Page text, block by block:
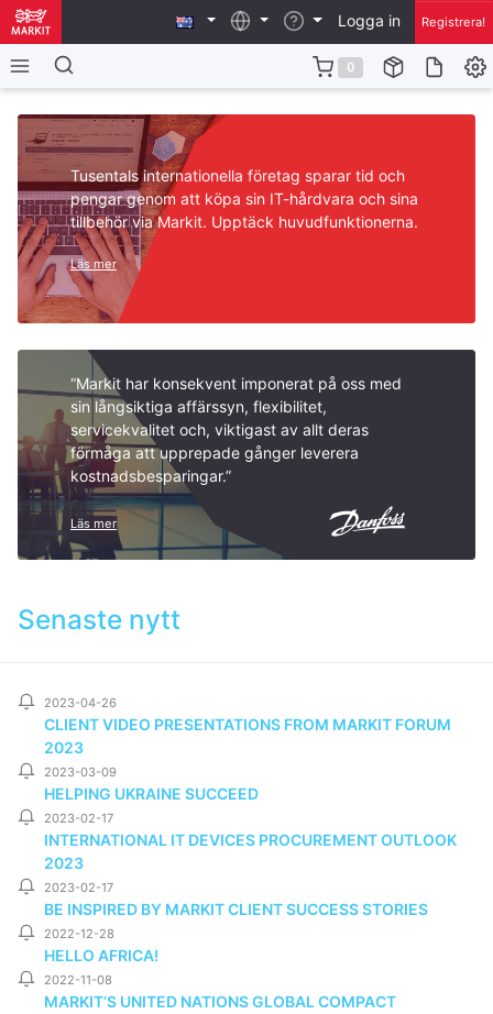
Logga in Registrera!
0
Tusentals internationella företag sparar tid och
pengar genom att köpa sin IT-hårdvara och sina
tillbehör via Markit. Upptäck huvudfunktionerna.
Läs mer
“Markit har konsekvent imponerat på oss med
sin långsiktiga affärssyn, flexibilitet,
servicekvalitet och, viktigast av allt deras
förmåga att upprepade gånger leverera
kostnadsbesparingar.”
Läs mer
Senaste nytt
2023-04-26
CLIENT VIDEO PRESENTATIONS FROM MARKIT FORUM
2023
2023-03-09
HELPING UKRAINE SUCCEED
2023-02-17
INTERNATIONAL IT DEVICES PROCUREMENT OUTLOOK
2023
2023-02-17
BE INSPIRED BY MARKIT CLIENT SUCCESS STORIES
2022-12-28
HELLO AFRICA!
2022-11-08
MARKIT’S UNITED NATIONS GLOBAL COMPACT